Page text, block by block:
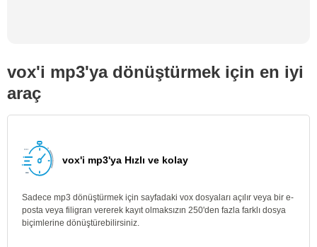
vox'i mp3'ya dönüştürmek için en iyi
araç
vox'i mp3'ya Hızlı ve kolay
Sadece mp3 dönüştürmek için sayfadaki vox dosyaları açılır veya bir e-
posta veya filigran vererek kayıt olmaksızın 250'den fazla farklı dosya
biçimlerine dönüştürebilirsiniz.